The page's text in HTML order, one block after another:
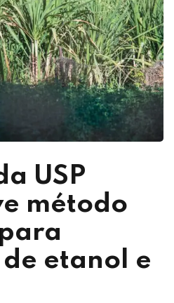
USP
método
etanol e